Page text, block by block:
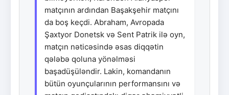
matçının ardından Başakşehir matçını
da boş keçdi. Abraham, Avropada
Şaxtyor Donetsk və Sent Patrik ilə oyn,
matçın nəticəsində əsas diqqətin
qələbə qoluna yönəlməsi
başadüşüləndir. Lakin, komandanın
bütün oyunçularının performansını və